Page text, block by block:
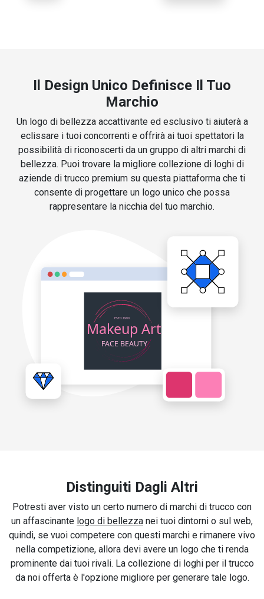
Il Design Unico Definisce Il Tuo
Marchio
Un logo di bellezza accattivante ed esclusivo ti aiuterà a
eclissare i tuoi concorrenti e offrirà ai tuoi spettatori la
possibilità di riconoscerti da un gruppo di altri marchi di
bellezza. Puoi trovare la migliore collezione di loghi di
aziende di trucco premium su questa piattaforma che ti
consente di progettare un logo unico che possa
rappresentare la nicchia del tuo marchio.
Distinguiti Dagli Altri
Potresti aver visto un certo numero di marchi di trucco con
un affascinante logo di bellezza nei tuoi dintorni o sul web,
quindi, se vuoi competere con questi marchi e rimanere vivo
nella competizione, allora devi avere un logo che ti renda
prominente dai tuoi rivali. La collezione di loghi per il trucco
da noi offerta è l'opzione migliore per generare tale logo.